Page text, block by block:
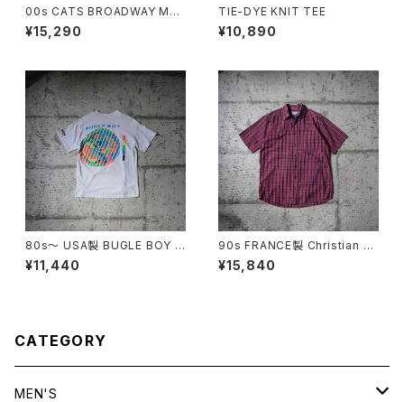
00s CATS BROADWAY MU
SICAL TEE
¥15,290
TIE-DYE KNIT TEE
¥10,890
80s〜 USA製 BUGLE BOY S
WIM Puff Print Tee
¥11,440
90s FRANCE製 Christian Di
or Checkered S/S Shirt
¥15,840
CATEGORY
MEN'S